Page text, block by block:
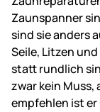
Zaunspanner
sind sie anders
Seile, Litzen
statt rundlich
zwar kein Muss,
empfehlen ist er